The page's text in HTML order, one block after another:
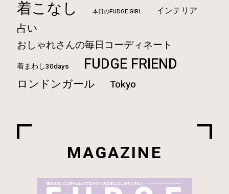
着こなし 本日のFUDGE GIRL インテリア
占い
おしゃれさんの毎日コーディネート
着まわし30days FUDGE FRIEND
ロンドンガール Tokyo
MAGAZINE